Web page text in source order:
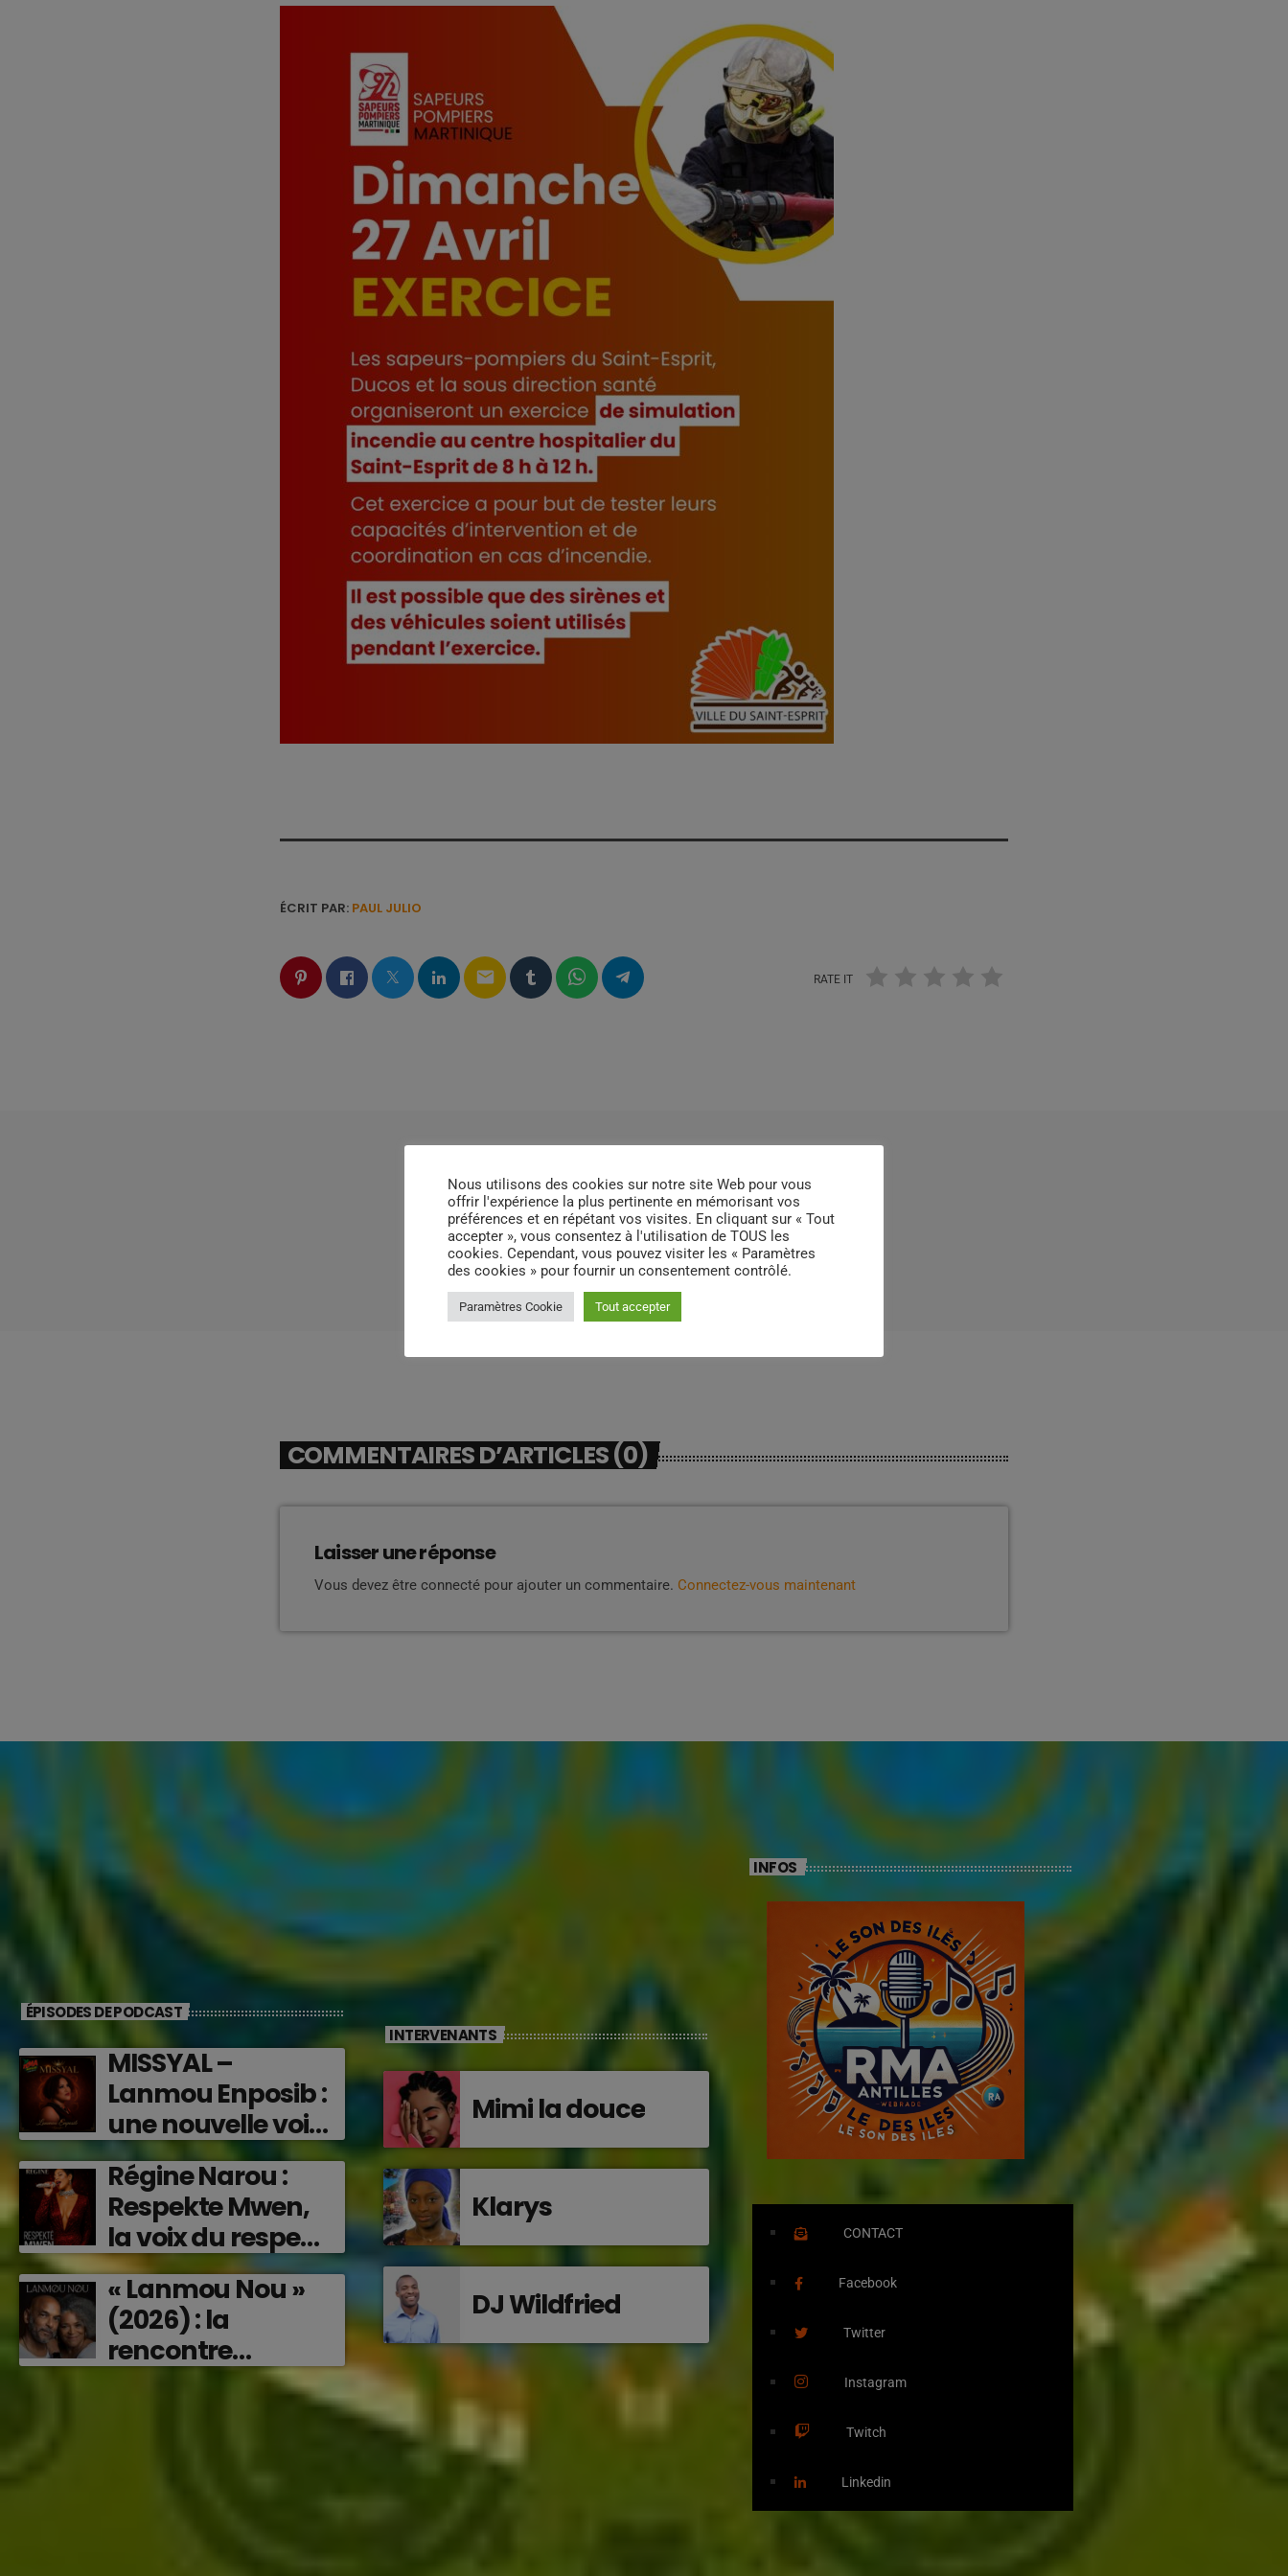
ÉCRIT PAR: PAUL JULIO
email RATE IT
COMMENTAIRES D’ARTICLES (0)
Laisser une réponse
Vous devez être connecté pour ajouter un commentaire. Connectez-vous maintenant
ÉPISODES DE PODCAST
MISSYAL –
Lanmou Enposib :
une nouvelle voix
caribéenne qui
transforme les
émotions en
musique (2026)
Régine Narou :
Respekte Mwen,
la voix du respect
‘2026)
« Lanmou Nou »
(2026) : la
rencontre
vibrante entre
INTERVENANTS
Mimi la douce
Klarys
DJ Wildfried
INFOS
CONTACT
Facebook
Twitter
Instagram
Twitch
Linkedin
Nous utilisons des cookies sur notre site Web pour vous
offrir l'expérience la plus pertinente en mémorisant vos
préférences et en répétant vos visites. En cliquant sur « Tout
accepter », vous consentez à l'utilisation de TOUS les
cookies. Cependant, vous pouvez visiter les « Paramètres
des cookies » pour fournir un consentement contrôlé.
Paramètres Cookie Tout accepter